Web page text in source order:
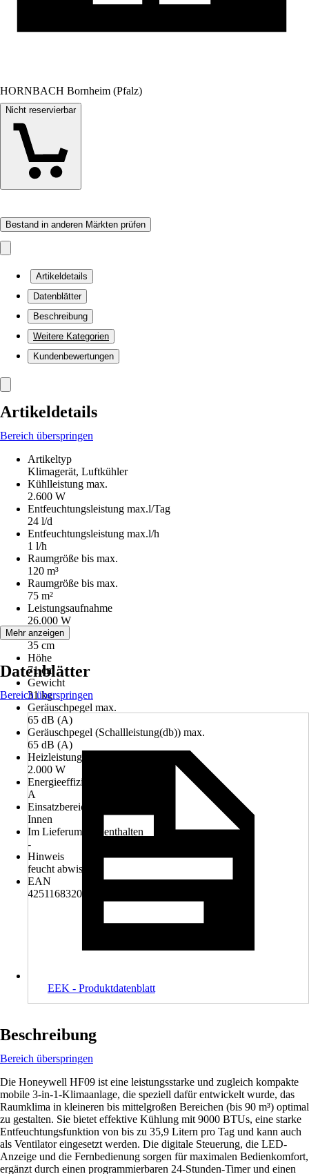
HORNBACH Bornheim (Pfalz)
Nicht reservierbar
Bestand in anderen Märkten prüfen
Artikeldetails
Datenblätter
Beschreibung
Weitere Kategorien
Kundenbewertungen
Artikeldetails
Bereich überspringen
Artikeltyp
Klimagerät, Luftkühler
Kühlleistung max.
2.600 W
Entfeuchtungsleistung max.l/Tag
24 l/d
Entfeuchtungsleistung max.l/h
1 l/h
Raumgröße bis max.
120 m³
Raumgröße bis max.
75 m²
Leistungsaufnahme
26.000 W
Breite
35 cm
Höhe
71 cm
Gewicht
31 kg
Geräuschpegel max.
65 dB (A)
Geräuschpegel (Schallleistung(db)) max.
65 dB (A)
Heizleistung
2.000 W
Energieeffizienzklasse
A
Einsatzbereich
Innen
Im Lieferumfang enthalten
-
Hinweis
feucht abwischen
EAN
4251168320233
Mehr anzeigen
Datenblätter
Bereich überspringen
EEK - Produktdatenblatt
Beschreibung
Bereich überspringen
Die Honeywell HF09 ist eine leistungsstarke und zugleich kompakte
mobile 3-in-1-Klimaanlage, die speziell dafür entwickelt wurde, das
Raumklima in kleineren bis mittelgroßen Bereichen (bis 90 m³) optimal
zu gestalten. Sie bietet effektive Kühlung mit 9000 BTUs, eine starke
Entfeuchtungsfunktion von bis zu 35,9 Litern pro Tag und kann auch
als Ventilator eingesetzt werden. Die digitale Steuerung, die LED-
Anzeige und die Fernbedienung sorgen für maximalen Bedienkomfort,
ergänzt durch einen programmierbaren 24-Stunden-Timer und einen